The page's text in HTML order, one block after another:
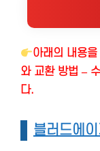
아래의 내용
와 교환 방법 –
다.
블러드에